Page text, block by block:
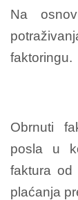
Na
faktoringu.
Obrnuti
posla u
faktura od
plaćanja